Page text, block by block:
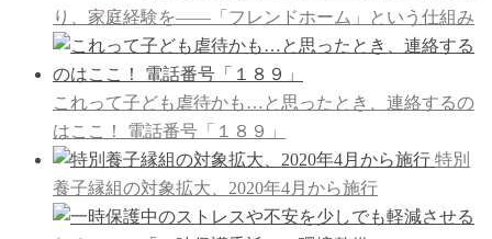
り、家庭経験を――「フレンドホーム」という仕組み
これって子ども虐待かも…と思ったとき、連絡するの
はここ！ 電話番号「１８９」
特別
養子縁組の対象拡大、2020年4月から施行